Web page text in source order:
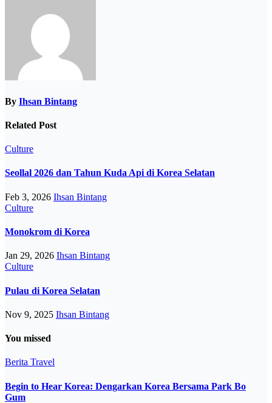
By Ihsan Bintang
Related Post
Culture
Seollal 2026 dan Tahun Kuda Api di Korea Selatan
Feb 3, 2026 Ihsan Bintang
Culture
Monokrom di Korea
Jan 29, 2026 Ihsan Bintang
Culture
Pulau di Korea Selatan
Nov 9, 2025 Ihsan Bintang
You missed
Berita Travel
Begin to Hear Korea: Dengarkan Korea Bersama Park Bo
Gum